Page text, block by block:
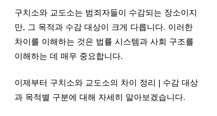
구치소와 교도소는 범죄자들이 수감되는 장소이지
만, 그 목적과 수감 대상이 크게 다릅니다. 이러한
차이를 이해하는 것은 법률 시스템과 사회 구조를
이해하는 데 매우 중요합니다.
이제부터 구치소와 교도소의 차이 정리 | 수감 대상
과 목적별 구분에 대해 자세히 알아보겠습니다.